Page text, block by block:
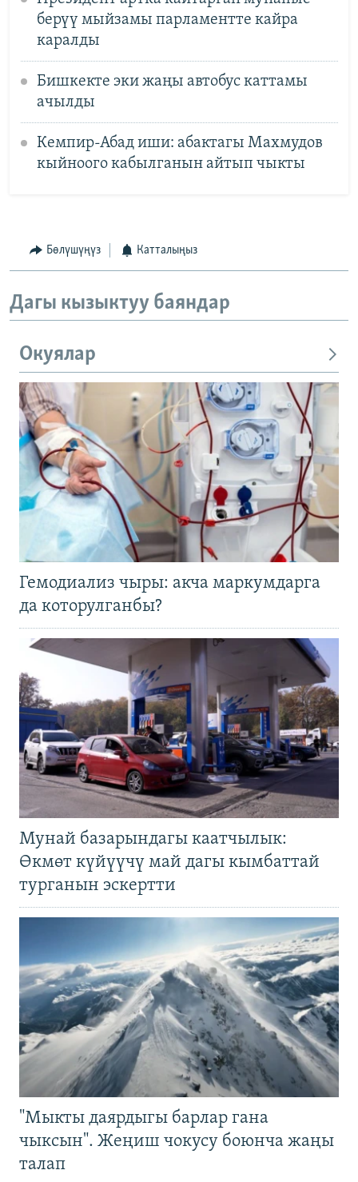
берүү мыйзамы парламентте кайра
каралды
Бишкекте эки жаңы автобус каттамы
ачылды
Кемпир-Абад иши: абактагы Махмудов
кыйноого кабылганын айтып чыкты
Бөлүшүңүз Катталыңыз
Дагы кызыктуу баяндар
Окуялар
Гемодиализ чыры: акча маркумдарга
да которулганбы?
Мунай базарындагы каатчылык:
Өкмөт күйүүчү май дагы кымбаттай
турганын эскертти
"Мыкты даярдыгы барлар гана
чыксын". Жеңиш чокусу боюнча жаңы
талап